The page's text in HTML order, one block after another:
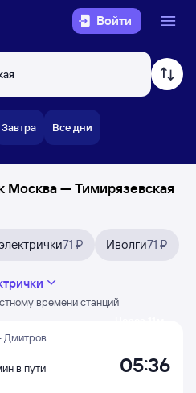
Войти
Завтра Все дни
Москва — Тимирязевская
71 ₽ Иволги71 ₽
времени станций
Дмитров
в пути 05:36